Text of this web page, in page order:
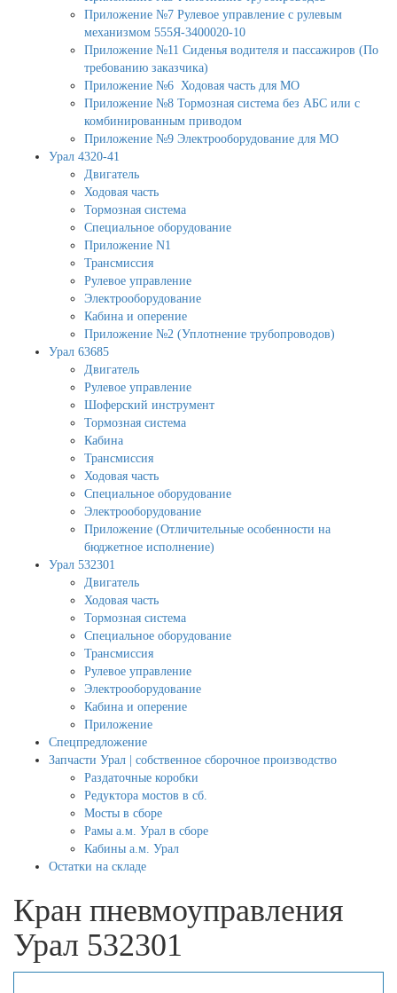
Приложение №7 Рулевое управление с рулевым
механизмом 555Я-3400020-10
Приложение №11 Сиденья водителя и пассажиров (По
требованию заказчика)
Приложение №6 Ходовая часть для МО
Приложение №8 Тормозная система без АБС или с
комбинированным приводом
Приложение №9 Электрооборудование для МО
Урал 4320-41
Двигатель
Ходовая часть
Тормозная система
Специальное оборудование
Приложение N1
Трансмиссия
Рулевое управление
Электрооборудование
Кабина и оперение
Приложение №2 (Уплотнение трубопроводов)
Урал 63685
Двигатель
Рулевое управление
Шоферский инструмент
Тормозная система
Кабина
Трансмиссия
Ходовая часть
Специальное оборудование
Электрооборудование
Приложение (Отличительные особенности на
бюджетное исполнение)
Урал 532301
Двигатель
Ходовая часть
Тормозная система
Специальное оборудование
Трансмиссия
Рулевое управление
Электрооборудование
Кабина и оперение
Приложение
Спецпредложение
Запчасти Урал | собственное сборочное производство
Раздаточные коробки
Редуктора мостов в сб.
Мосты в сборе
Рамы а.м. Урал в сборе
Кабины а.м. Урал
Остатки на складе
Кран пневмоуправления
Урал 532301